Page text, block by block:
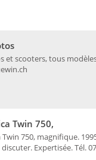
et scooters, tous
750, magnifique.
discuter. Expertisée. Tél.
Twin 750,